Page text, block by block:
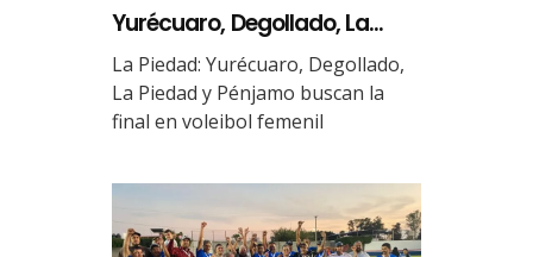
Yurécuaro, Degollado, La...
La Piedad: Yurécuaro, Degollado,
La Piedad y Pénjamo buscan la
final en voleibol femenil